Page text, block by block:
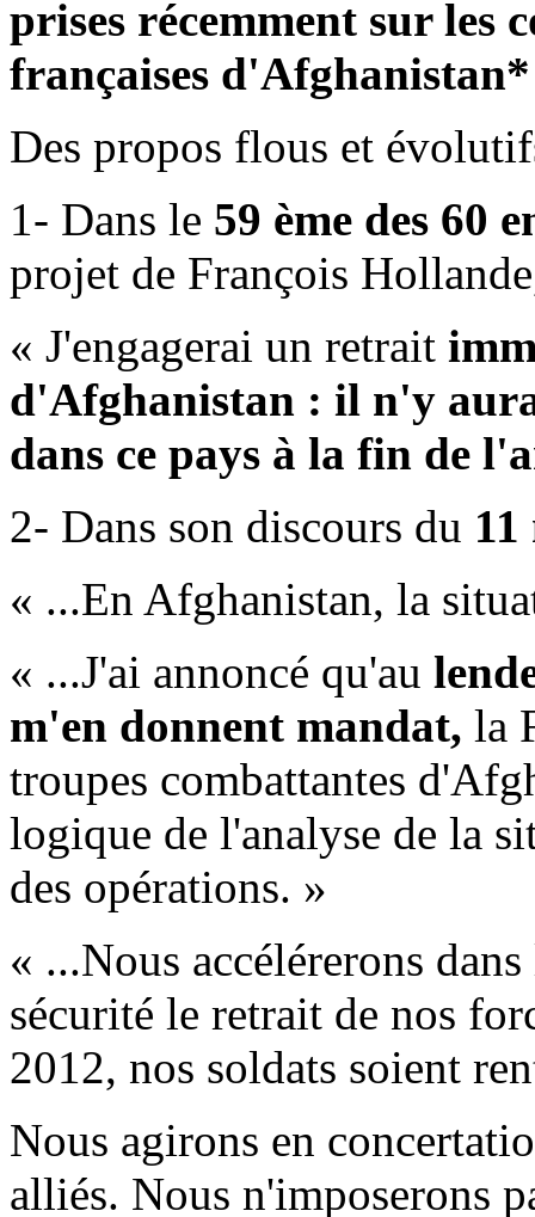
prises récemment sur les
françaises
Des propos flous et
1- Dans le 59 ème des 60
projet de François
« J'engagerai un retrait
d'Afghanistan : il n'y
dans ce pays à la fin de
2- Dans son discours du
« ...En Afghanistan, la
« ...J'ai annoncé qu'au
m'en donnent mandat, la
troupes combattantes
logique de l'analyse de la
des opérations. »
« ...Nous accélérerons
sécurité le retrait de nos
2012, nos soldats soient
Nous agirons en
alliés. Nous n'imposerons